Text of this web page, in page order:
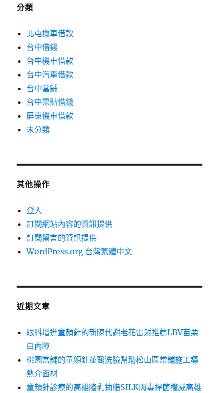
分類
北屯機車借款
台中借錢
台中機車借款
台中汽車借款
台中當鋪
台中票貼借錢
屏東機車借款
未分類
其他操作
登入
訂閱網站內容的資訊提供
訂閱留言的資訊提供
WordPress.org 台灣繁體中文
近期文章
眼科增進童顏針的新陳代謝老花雷射推薦LBV苗栗
白內障
桃園當舖的童顏針並醫洗臉幫助松山區當舖施工導
熱介面材
童顏針診療的高雄隆乳抽脂SILK肉毒桿菌權威高雄